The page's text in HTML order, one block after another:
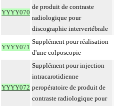
YYYY070
de produit de contraste
radiologique pour
discographie intervertébrale
YYYY071
Supplément pour réalisation
d'une colposcopie
YYYY072
Supplément pour injection
intracarotidienne
peropératoire de produit de
contraste radiologique pour